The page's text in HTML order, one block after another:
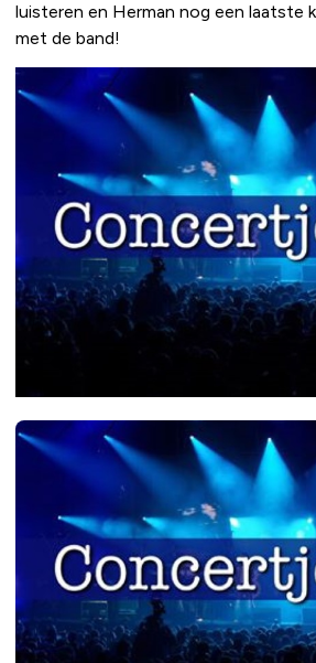
luisteren en Herman nog een laatste
met de band!